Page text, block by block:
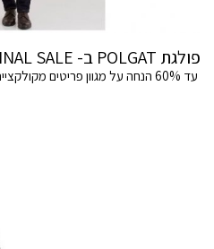
פולגת POLGAT ב- FINAL SALE .
עד 60% הנחה על מגוון פריטים מקולקציית החורף.